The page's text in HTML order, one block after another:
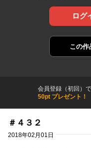
ログ
この作
会員登録（初回）で
50pt プレゼント！
＃４３２
2018年02月01日